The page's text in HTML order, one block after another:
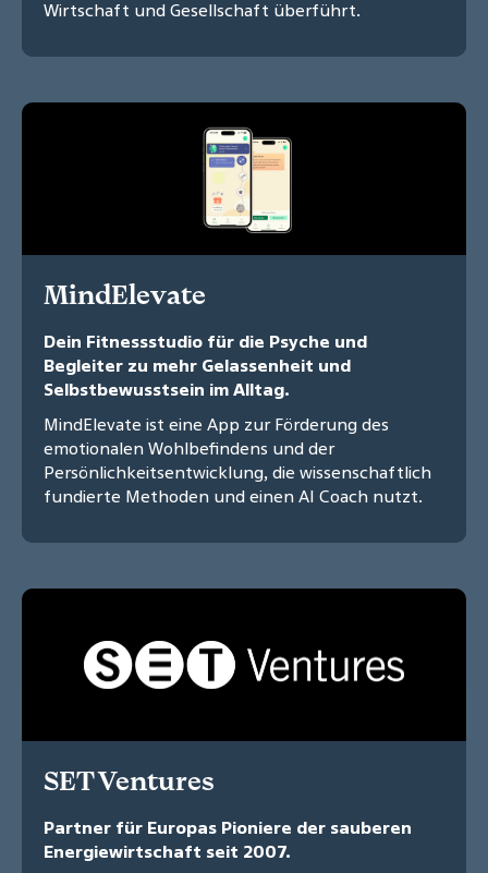
Wirtschaft und Gesellschaft überführt.
MindElevate
Dein Fitnessstudio für die Psyche und
Begleiter zu mehr Gelassenheit und
Selbstbewusstsein im Alltag.
MindElevate ist eine App zur Förderung des
emotionalen Wohlbefindens und der
Persönlichkeitsentwicklung, die wissenschaftlich
fundierte Methoden und einen AI Coach nutzt.
SET Ventures
Partner für Europas Pioniere der sauberen
Energiewirtschaft seit 2007.